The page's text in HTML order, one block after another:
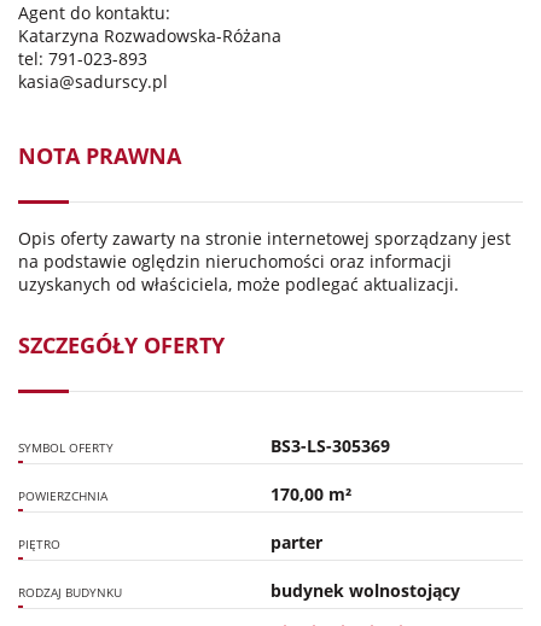
Agent do kontaktu:
Katarzyna Rozwadowska-Różana
tel: 791-023-893
kasia@sadurscy.pl
NOTA PRAWNA
Opis oferty zawarty na stronie internetowej sporządzany jest
na podstawie oględzin nieruchomości oraz informacji
uzyskanych od właściciela, może podlegać aktualizacji.
SZCZEGÓŁY OFERTY
SYMBOL OFERTY BS3-LS-305369
POWIERZCHNIA 170,00 m²
PIĘTRO parter
RODZAJ BUDYNKU budynek wolnostojący